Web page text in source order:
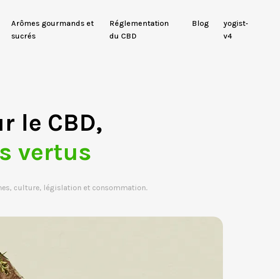
Arômes gourmands et
sucrés
Réglementation
du CBD
Blog
yogist-
v4
le CBD,
vertus
culture, législation et consommation.